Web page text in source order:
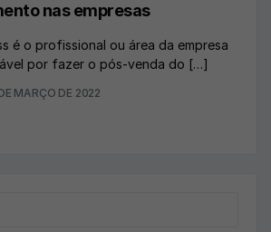
nas empresas
é o profissional ou área da empresa
por fazer o pós-venda do […]
MARÇO DE 2022